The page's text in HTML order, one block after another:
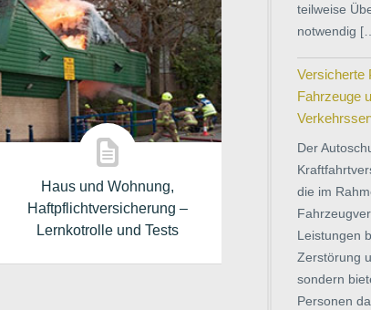
Haus und Wohnung,
Haftpflichtversicherung –
Lernkotrolle und Tests
teilweise
notwendig
Versicherte
Fahrzeuge
Der
die im
Leistungen
Zerstörung
sondern
Personen